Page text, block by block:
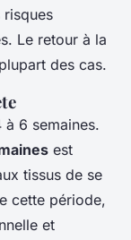
Le retour à la
des cas.
à 6 semaines.
est
tissus de se
cette période,
et